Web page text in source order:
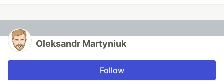
Oleksandr Martyniuk
Follow